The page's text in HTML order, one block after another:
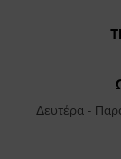
Δευτέρα -